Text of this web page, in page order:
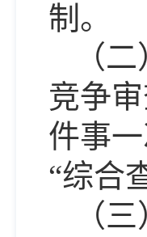
制。
（
竞争
件事
“综合
（